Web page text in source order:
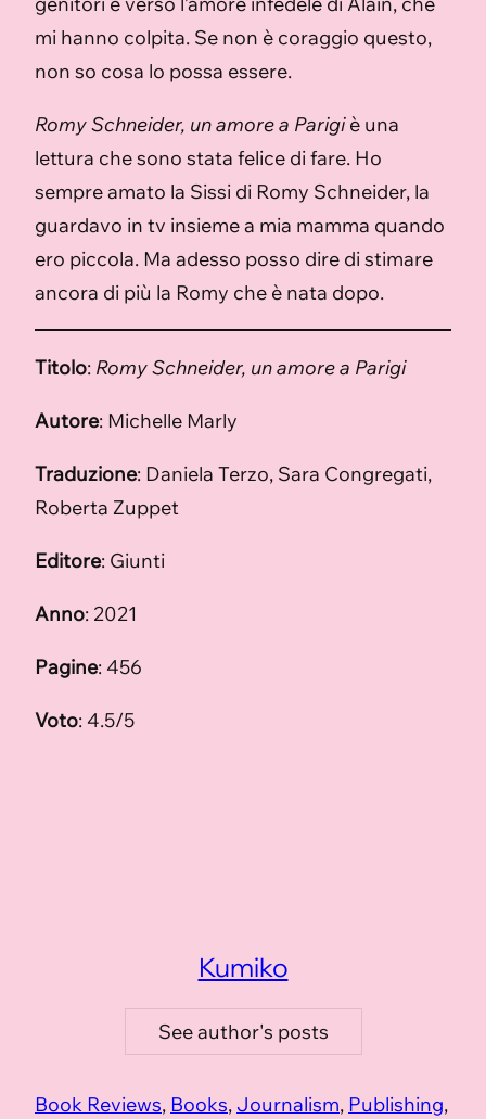
mi hanno colpita. Se non è coraggio questo,
non so cosa lo possa essere.
Romy Schneider, un amore a Parigiè una
lettura che sono stata felice di fare. Ho
sempre amato la Sissi di Romy Schneider, la
guardavo in tv insieme a mia mamma quando
ero piccola. Ma adesso posso dire di stimare
ancora di più la Romy che è nata dopo.
Titolo: Romy Schneider, un amore a Parigi
Autore: Michelle Marly
Traduzione: Daniela Terzo, Sara Congregati,
Roberta Zuppet
Editore: Giunti
Anno: 2021
Pagine: 456
Voto: 4.5/5
Kumiko
See author's posts
Book Reviews, Books, Journalism, Publishing